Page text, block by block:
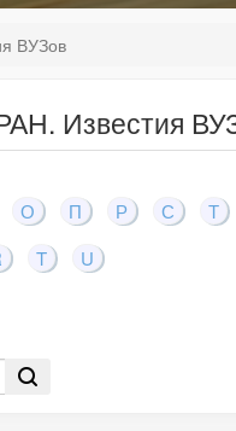
ВУЗов
Известия
О П Р С Т
T
U